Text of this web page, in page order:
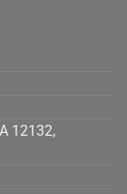
12132,